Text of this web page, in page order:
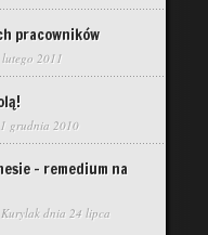
pracowników
2011
grudnia 2010
– remedium na
dnia 24 lipca